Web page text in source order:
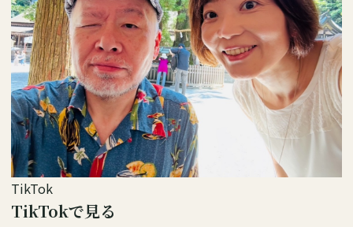
TikTok
TikTokで見る